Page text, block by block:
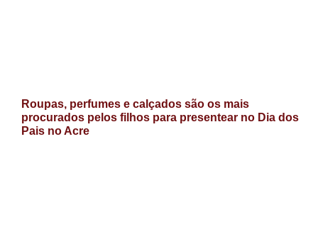
Roupas, perfumes e calçados são os mais
procurados pelos filhos para presentear no Dia dos
Pais no Acre